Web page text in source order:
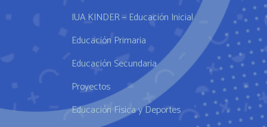
IUA KINDER – Educación Inicial
Educación Primaria
Educación Secundaria
Proyectos
Educación Física y Deportes